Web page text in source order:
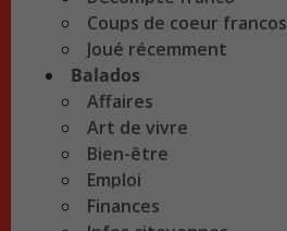
Coups de coeur francos
Joué récemment
Balados
Affaires
Art de vivre
Bien-être
Emploi
Finances